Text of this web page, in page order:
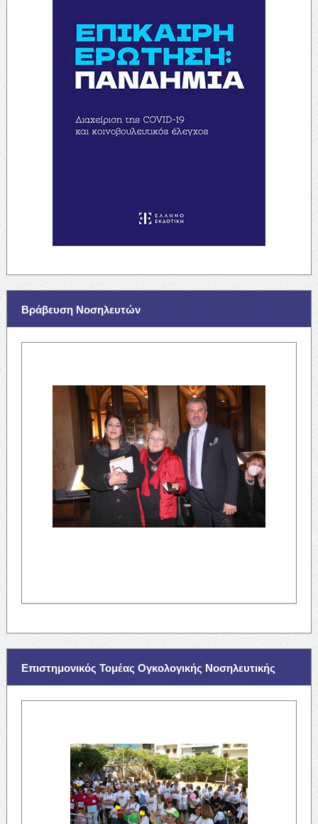
Βράβευση Νοσηλευτών
Επιστημονικός Τομέας Ογκολογικής Νοσηλευτικής